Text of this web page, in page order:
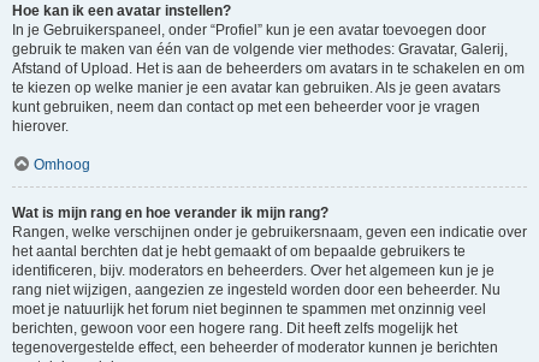
Hoe kan ik een avatar instellen?
In je Gebruikerspaneel, onder “Profiel” kun je een avatar toevoegen door
gebruik te maken van één van de volgende vier methodes: Gravatar, Galerij,
Afstand of Upload. Het is aan de beheerders om avatars in te schakelen en om
te kiezen op welke manier je een avatar kan gebruiken. Als je geen avatars
kunt gebruiken, neem dan contact op met een beheerder voor je vragen
hierover.
Omhoog
Wat is mijn rang en hoe verander ik mijn rang?
Rangen, welke verschijnen onder je gebruikersnaam, geven een indicatie over
het aantal berchten dat je hebt gemaakt of om bepaalde gebruikers te
identificeren, bijv. moderators en beheerders. Over het algemeen kun je je
rang niet wijzigen, aangezien ze ingesteld worden door een beheerder. Nu
moet je natuurlijk het forum niet beginnen te spammen met onzinnig veel
berichten, gewoon voor een hogere rang. Dit heeft zelfs mogelijk het
tegenovergestelde effect, een beheerder of moderator kunnen je berichten